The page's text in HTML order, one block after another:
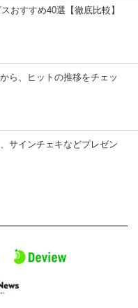
おすすめ40選【徹底比較】
ら、ヒットの推移をチェッ
サインチェキなどプレゼン